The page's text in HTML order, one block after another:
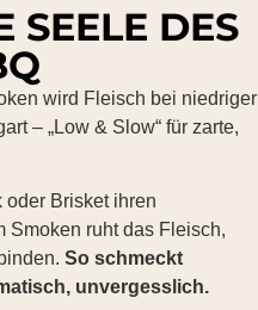
SEELE DES
wird Fleisch bei niedriger
– „Low & Slow“ für zarte,
oder Brisket ihren
Smoken ruht das Fleisch,
So schmeckt
unvergesslich.